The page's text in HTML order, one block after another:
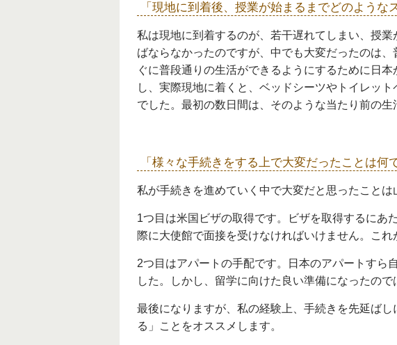
「現地に到着後、授業が始まるまでどのような
私は現地に到着するのが、若干遅れてしまい、授
ばならなかったのですが、中でも大変だったのは
ぐに普段通りの生活ができるようにするために日
し、実際現地に着くと、ベッドシーツやトイレッ
でした。最初の数日間は、そのような当たり前の
「様々な手続きをする上で大変だったことは何
私が手続きを進めていく中で大変だと思ったこと
1つ目は米国ビザの取得です。ビザを取得するにあ
際に大使館で面接を受けなければいけません。こ
2つ目はアパートの手配です。日本のアパートすら
した。しかし、留学に向けた良い準備になったので
最後になりますが、私の経験上、手続きを先延ば
る」ことをオススメします。